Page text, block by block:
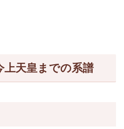
上天皇までの系譜